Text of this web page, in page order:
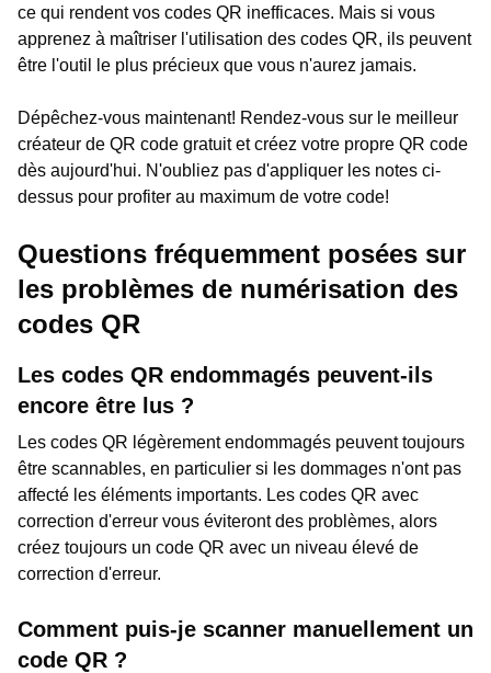
ce qui rendent vos codes QR inefficaces. Mais si vous
apprenez à maîtriser l'utilisation des codes QR, ils peuvent
être l'outil le plus précieux que vous n'aurez jamais.
Dépêchez-vous maintenant! Rendez-vous sur le meilleur
créateur de QR code gratuit et créez votre propre QR code
dès aujourd'hui. N'oubliez pas d'appliquer les notes ci-
dessus pour profiter au maximum de votre code!
Questions fréquemment posées sur
les problèmes de numérisation des
codes QR
Les codes QR endommagés peuvent-ils
encore être lus ?
Les codes QR légèrement endommagés peuvent toujours
être scannables, en particulier si les dommages n'ont pas
affecté les éléments importants. Les codes QR avec
correction d'erreur vous éviteront des problèmes, alors
créez toujours un code QR avec un niveau élevé de
correction d'erreur.
Comment puis-je scanner manuellement un
code QR ?